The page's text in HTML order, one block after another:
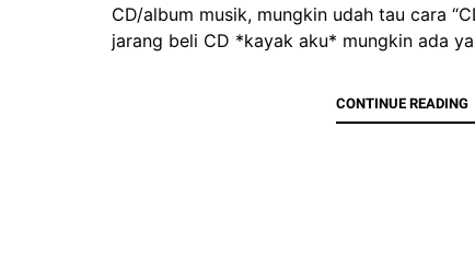
CD/album musik, mungkin udah tau cara
jarang beli CD *kayak aku* mungkin ada
CONTINUE READING